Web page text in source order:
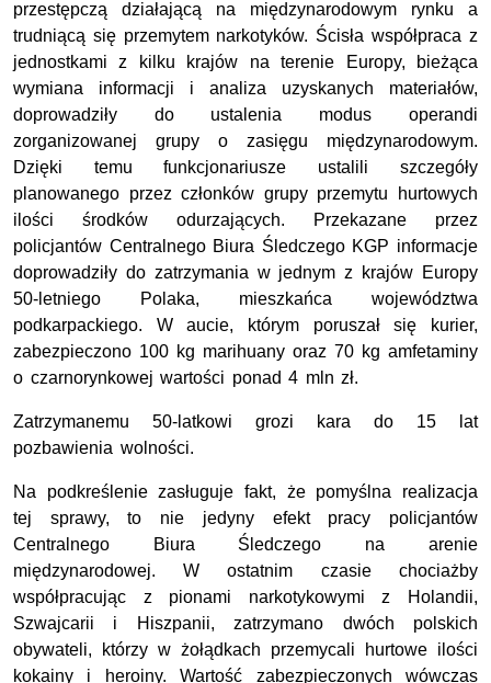
przestępczą działającą na międzynarodowym rynku a
trudniącą się przemytem narkotyków. Ścisła współpraca z
jednostkami z kilku krajów na terenie Europy, bieżąca
wymiana informacji i analiza uzyskanych materiałów,
doprowadziły do ustalenia modus operandi
zorganizowanej grupy o zasięgu międzynarodowym.
Dzięki temu funkcjonariusze ustalili szczegóły
planowanego przez członków grupy przemytu hurtowych
ilości środków odurzających. Przekazane przez
policjantów Centralnego Biura Śledczego KGP informacje
doprowadziły do zatrzymania w jednym z krajów Europy
50-letniego Polaka, mieszkańca województwa
podkarpackiego. W aucie, którym poruszał się kurier,
zabezpieczono 100 kg marihuany oraz 70 kg amfetaminy
o czarnorynkowej wartości ponad 4 mln zł.
Zatrzymanemu 50-latkowi grozi kara do 15 lat
pozbawienia wolności.
Na podkreślenie zasługuje fakt, że pomyślna realizacja
tej sprawy, to nie jedyny efekt pracy policjantów
Centralnego Biura Śledczego na arenie
międzynarodowej. W ostatnim czasie chociażby
współpracując z pionami narkotykowymi z Holandii,
Szwajcarii i Hiszpanii, zatrzymano dwóch polskich
obywateli, którzy w żołądkach przemycali hurtowe ilości
kokainy i heroiny. Wartość zabezpieczonych wówczas